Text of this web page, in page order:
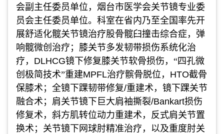
会副主任委员单位，烟台市医学会关节镜专业委
员会主任委员单位。科室在省内乃至全国率先开
展舒适化髋关节镜治疗股骨髋臼撞击综合症，弹
响髋微创治疗；膝关节多发韧带损伤系统化治
疗， DLHCG镜下修复膝关节软骨损伤，“四孔微
创极简技术”重建MPFL治疗髌骨脱位， HTO截骨
保膝术；全镜下踝韧带修复/重建术，镜下踝关节
融合术；肩关节镜下巨大肩袖撕裂/Bankart损伤
修复术，斜方肌转位动力重建术，反式肩关节置
换术；关节镜下网球肘精准治疗，以及重度肘关